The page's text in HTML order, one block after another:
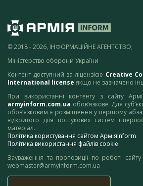
© 2018 - 2026, ІНФОРМАЦІЙНЕ АГЕНТСТВО,
Міністерство оборони України
Контент доступний за ліцензією Creative
International license якщо не зазначено
При використанні контенту з сайту
armyinform.com.ua обов’язкове. Для
обов’язковим є розміщення у першому
відкритого для пошукових систем
матеріал.
Політика користування сайтом АрміяInform
Політика використання файлів cookie
Зауваження та пропозиції по роботі
webmaster@armyinform.com.ua